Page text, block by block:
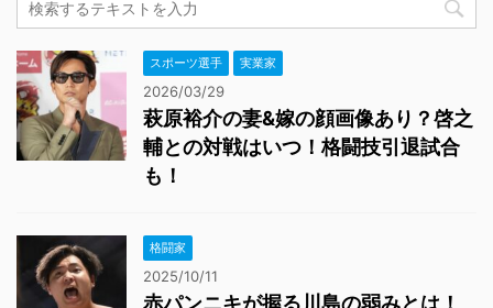
スポーツ選手 実業家
2026/03/29
萩原裕介の妻&嫁の顔画像あり？啓之
輔との対戦はいつ！格闘技引退試合
も！
格闘家
2025/10/11
赤パンニキが握る川島の弱みとは！